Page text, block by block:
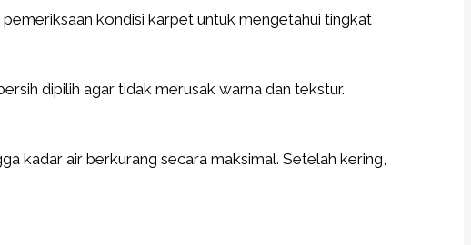
kondisi karpet untuk mengetahui tingkat
dipilih agar tidak merusak warna dan tekstur.
kadar air berkurang secara maksimal. Setelah kering,